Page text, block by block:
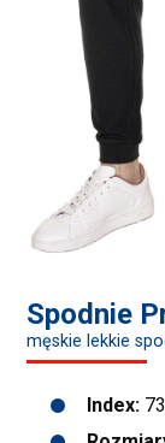
Spodnie
męskie lekkie
Index: